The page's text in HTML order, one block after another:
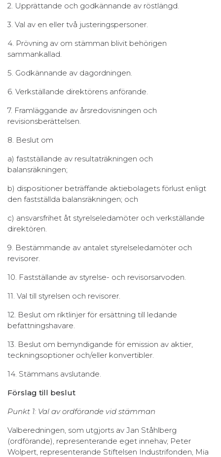
2. Upprättande och godkännande av röstlängd.
3. Val av en eller två justeringspersoner.
4. Prövning av om stämman blivit behörigen
sammankallad.
5. Godkännande av dagordningen.
6. Verkställande direktörens anförande.
7. Framläggande av årsredovisningen och
revisionsberättelsen.
8. Beslut om
a) fastställande av resultaträkningen och
balansräkningen;
b) dispositioner beträffande aktiebolagets förlust enligt
den fastställda balansräkningen; och
c) ansvarsfrihet åt styrelseledamöter och verkställande
direktören.
9. Bestämmande av antalet styrelseledamöter och
revisorer.
10. Fastställande av styrelse- och revisorsarvoden.
11. Val till styrelsen och revisorer.
12. Beslut om riktlinjer för ersättning till ledande
befattningshavare.
13. Beslut om bemyndigande för emission av aktier,
teckningsoptioner och/eller konvertibler.
14. Stämmans avslutande.
Förslag till beslut
Punkt 1: Val av ordförande vid stämman
Valberedningen, som utgjorts av Jan Ståhlberg
(ordförande), representerande eget innehav, Peter
Wolpert, representerande Stiftelsen Industrifonden, Mia